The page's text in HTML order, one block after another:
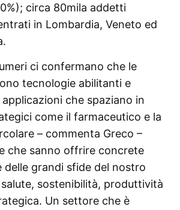
circa 80mila addetti
in Lombardia, Veneto ed
ci confermano che le
tecnologie abilitanti e
che spaziano in
come il farmaceutico e la
– commenta Greco –
che sanno offrire concrete
delle grandi sfide del nostro
sostenibilità, produttività
Un settore che è